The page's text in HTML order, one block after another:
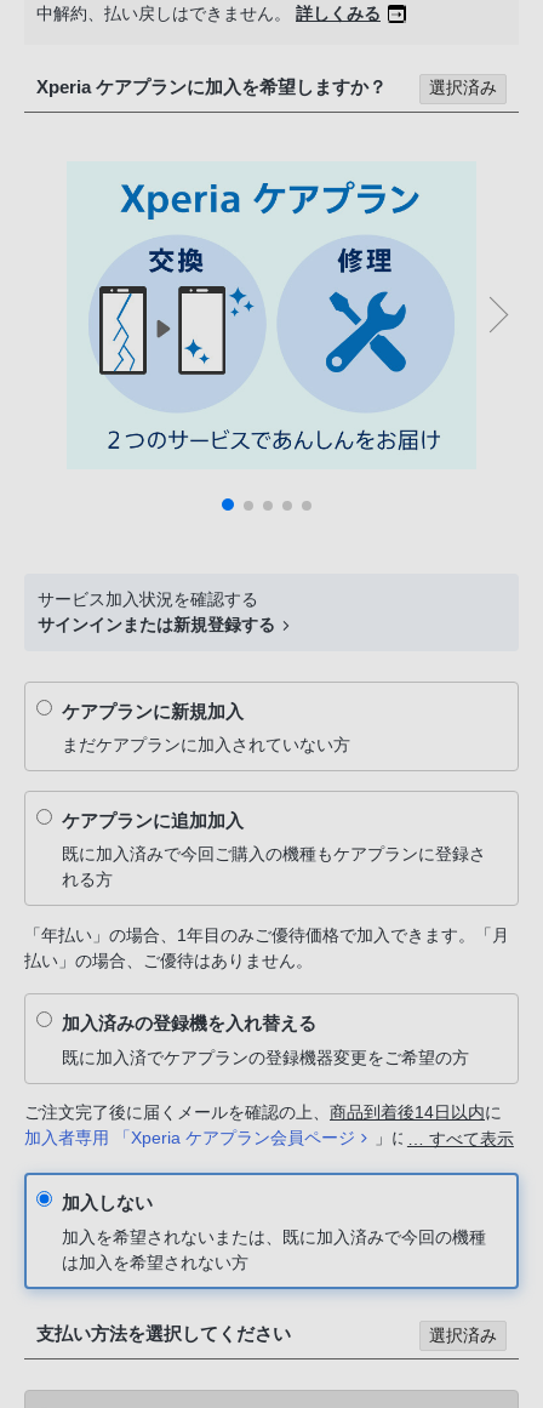
中解約、払い戻しはできません。 詳しくみる
Xperia ケアプランに加入を希望しますか？ 選択済み
サービス加入状況を確認する
サインインまたは新規登録する
ケアプランに新規加入
まだケアプランに加入されていない方
ケアプランに追加加入
既に加入済みで今回ご購入の機種もケアプランに登録さ
れる方
「年払い」の場合、1年目のみご優待価格で加入できます。「月
払い」の場合、ご優待はありません。
加入済みの登録機を入れ替える
既に加入済でケアプランの登録機器変更をご希望の方
ご注文完了後に届くメールを確認の上、 商品到着後14日以内に
加入者専用 「Xperia ケアプラン会員ページ
」にてお手続きく
… すべて表示
加入しない
加入を希望されないまたは、既に加入済みで今回の機種
は加入を希望されない方
支払い方法を選択してください 選択済み